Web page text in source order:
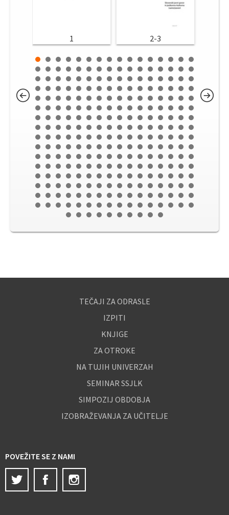
1 2-3
TEČAJI ZA ODRASLE
IZPITI
KNJIGE
ZA OTROKE
NA TUJIH UNIVERZAH
SEMINAR SSJLK
SIMPOZIJ OBDOBJA
IZOBRAŽEVANJA ZA UČITELJE
POVEŽITE SE Z NAMI
Twitter
Facebook